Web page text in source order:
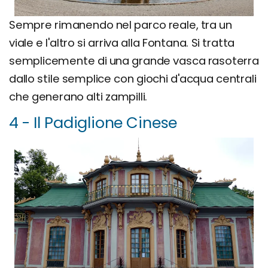
Sempre rimanendo nel parco reale, tra un
viale e l'altro si arriva alla Fontana. Si tratta
semplicemente di una grande vasca rasoterra
dallo stile semplice con giochi d'acqua centrali
che generano alti zampilli.
4 - Il Padiglione Cinese